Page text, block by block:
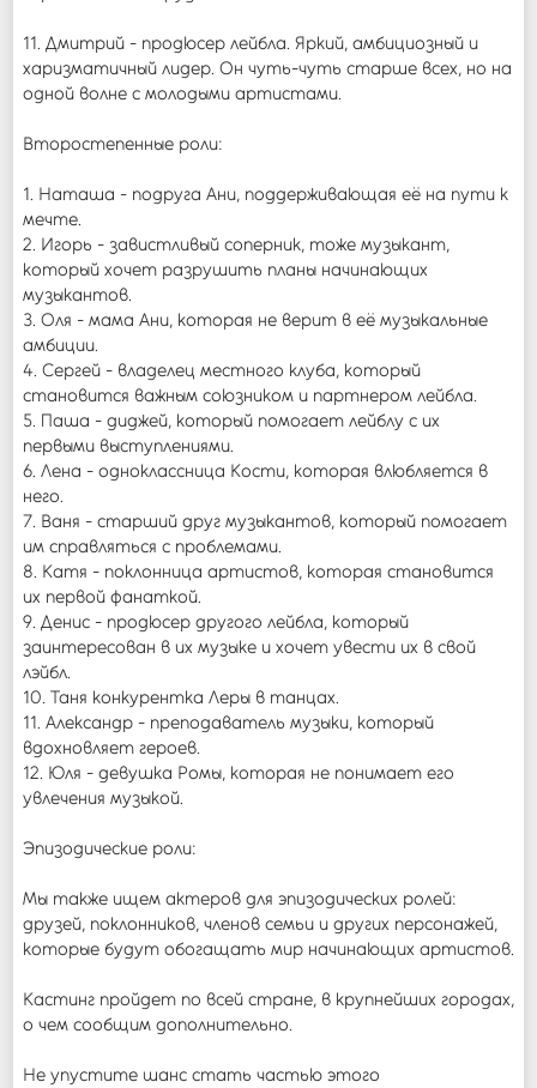
11. Дмитрий - продюсер лейбла. Яркий, амбициозный и
харизматичный лидер. Он чуть-чуть старше всех, но на
одной волне с молодыми артистами.
Второстепенные роли:
1. Наташа - подруга Ани, поддерживающая её на пути к
мечте.
2. Игорь - завистливый соперник, тоже музыкант,
который хочет разрушить планы начинающих
музыкантов.
3. Оля - мама Ани, которая не верит в её музыкальные
амбиции.
4. Сергей - владелец местного клуба, который
становится важным союзником и партнером лейбла.
5. Паша - диджей, который помогает лейблу с их
первыми выступлениями.
6. Лена - одноклассница Кости, которая влюбляется в
него.
7. Ваня - старший друг музыкантов, который помогает
им справляться с проблемами.
8. Катя - поклонница артистов, которая становится
их первой фанаткой.
9. Денис - продюсер другого лейбла, который
заинтересован в их музыке и хочет увести их в свой
лэйбл.
10. Таня конкурентка Леры в танцах.
11. Александр - преподаватель музыки, который
вдохновляет героев.
12. Юля - девушка Ромы, которая не понимает его
увлечения музыкой.
Эпизодические роли:
Мы также ищем актеров для эпизодических ролей:
друзей, поклонников, членов семьи и других персонажей,
которые будут обогащать мир начинающих артистов.
Кастинг пройдет по всей стране, в крупнейших городах,
о чем сообщим дополнительно.
Не упустите шанс стать частью этого